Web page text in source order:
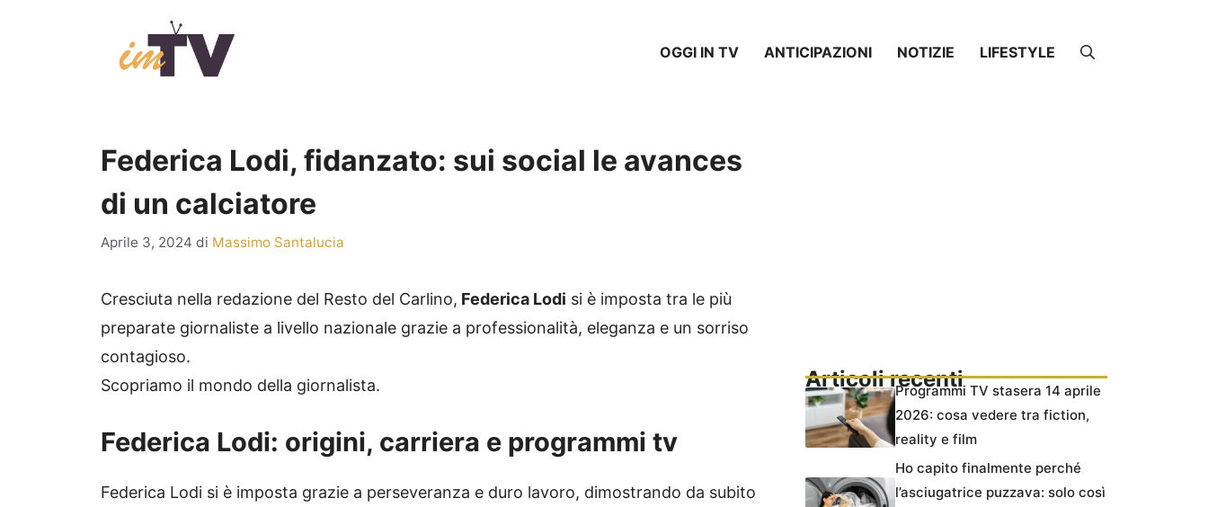
OGGI IN TV ANTICIPAZIONI NOTIZIE LIFESTYLE
Federica Lodi, fidanzato: sui social le avances
di un calciatore
Aprile 3, 2024 di Massimo Santalucia
Cresciuta nella redazione del Resto del Carlino, Federica Lodi si è imposta tra le più
preparate giornaliste a livello nazionale grazie a professionalità, eleganza e un sorriso
contagioso.
Scopriamo il mondo della giornalista.
Federica Lodi: origini, carriera e programmi tv
Federica Lodi si è imposta grazie a perseveranza e duro lavoro, dimostrando da subito
Articoli recentiProgrammi TV stasera 14 aprile
2026: cosa vedere tra fiction,
reality e film
Ho capito finalmente perché
l’asciugatrice puzzava: solo così